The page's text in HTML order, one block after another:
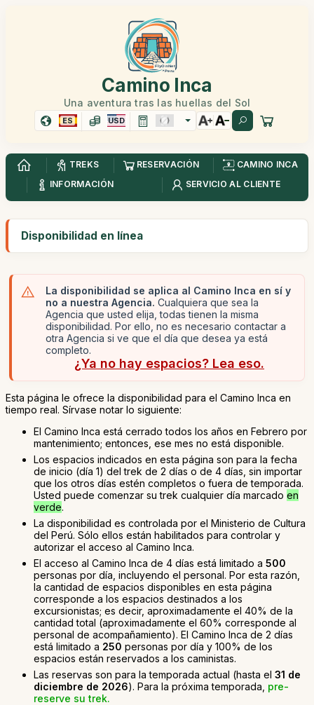
Camino Inca
Una aventura tras las huellas del Sol
ES USD
TREKS RESERVACIÓN
CAMINO INCA
INFORMACIÓN
SERVICIO AL CLIENTE
Disponibilidad en línea
La disponibilidad se aplica al Camino Inca en sí y
no a nuestra Agencia. Cualquiera que sea la
Agencia que usted elija, todas tienen la misma
disponibilidad. Por ello, no es necesario contactar a
otra Agencia si ve que el día que desea ya está
completo.
¿Ya no hay espacios? Lea eso.
Esta página le ofrece la disponibilidad para el Camino Inca en
tiempo real. Sírvase notar lo siguiente:
El Camino Inca está cerrado todos los años en Febrero por
mantenimiento; entonces, ese mes no está disponible.
Los espacios indicados en esta página son para la fecha
de inicio (día 1) del trek de 2 días o de 4 días, sin importar
que los otros días estén completos o fuera de temporada.
Usted puede comenzar su trek cualquier día marcado en
verde.
La disponibilidad es controlada por el Ministerio de Cultura
del Perú. Sólo ellos están habilitados para controlar y
autorizar el acceso al Camino Inca.
El acceso al Camino Inca de 4 días está limitado a 500
personas por día, incluyendo el personal. Por esta razón,
la cantidad de espacios disponibles en esta página
corresponde a los espacios destinados a los
excursionistas; es decir, aproximadamente el 40% de la
cantidad total (aproximadamente el 60% corresponde al
personal de acompañamiento). El Camino Inca de 2 días
está limitado a 250 personas por día y 100% de los
espacios están reservados a los caministas.
Las reservas son para la temporada actual (hasta el 31 de
diciembre de 2026). Para la próxima temporada, pre-
reserve su trek.